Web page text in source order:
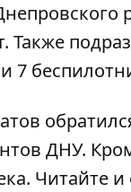
Также
7
ДНУ.
. Читайте